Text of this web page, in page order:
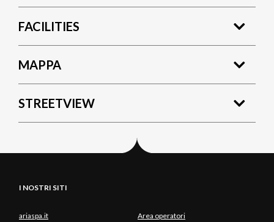
FACILITIES
MAPPA
STREETVIEW
I NOSTRI SITI
ariaspa.it Area operatori